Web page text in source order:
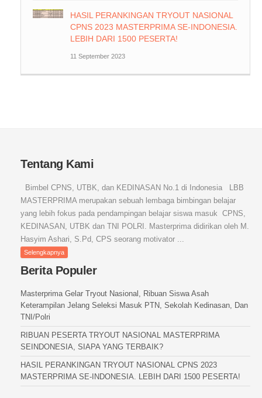
HASIL PERANKINGAN TRYOUT NASIONAL
CPNS 2023 MASTERPRIMA SE-INDONESIA.
LEBIH DARI 1500 PESERTA!
11 September 2023
Tentang Kami
Bimbel CPNS, UTBK, dan KEDINASAN No.1 di Indonesia LBB
MASTERPRIMA merupakan sebuah lembaga bimbingan belajar
yang lebih fokus pada pendampingan belajar siswa masuk CPNS,
KEDINASAN, UTBK dan TNI POLRI. Masterprima didirikan oleh M.
Hasyim Ashari, S.Pd, CPS seorang motivator ...
Selengkapnya
Berita Populer
Masterprima Gelar Tryout Nasional, Ribuan Siswa Asah
Keterampilan Jelang Seleksi Masuk PTN, Sekolah Kedinasan, Dan
TNI/Polri
RIBUAN PESERTA TRYOUT NASIONAL MASTERPRIMA
SEINDONESIA, SIAPA YANG TERBAIK?
HASIL PERANKINGAN TRYOUT NASIONAL CPNS 2023
MASTERPRIMA SE-INDONESIA. LEBIH DARI 1500 PESERTA!